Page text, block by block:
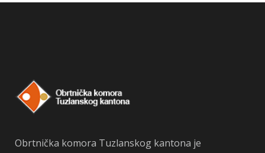
Obrtnička komora Tuzlanskog kantona je